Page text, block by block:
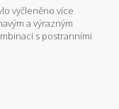
vyčleněno více
a výrazným
s postranními